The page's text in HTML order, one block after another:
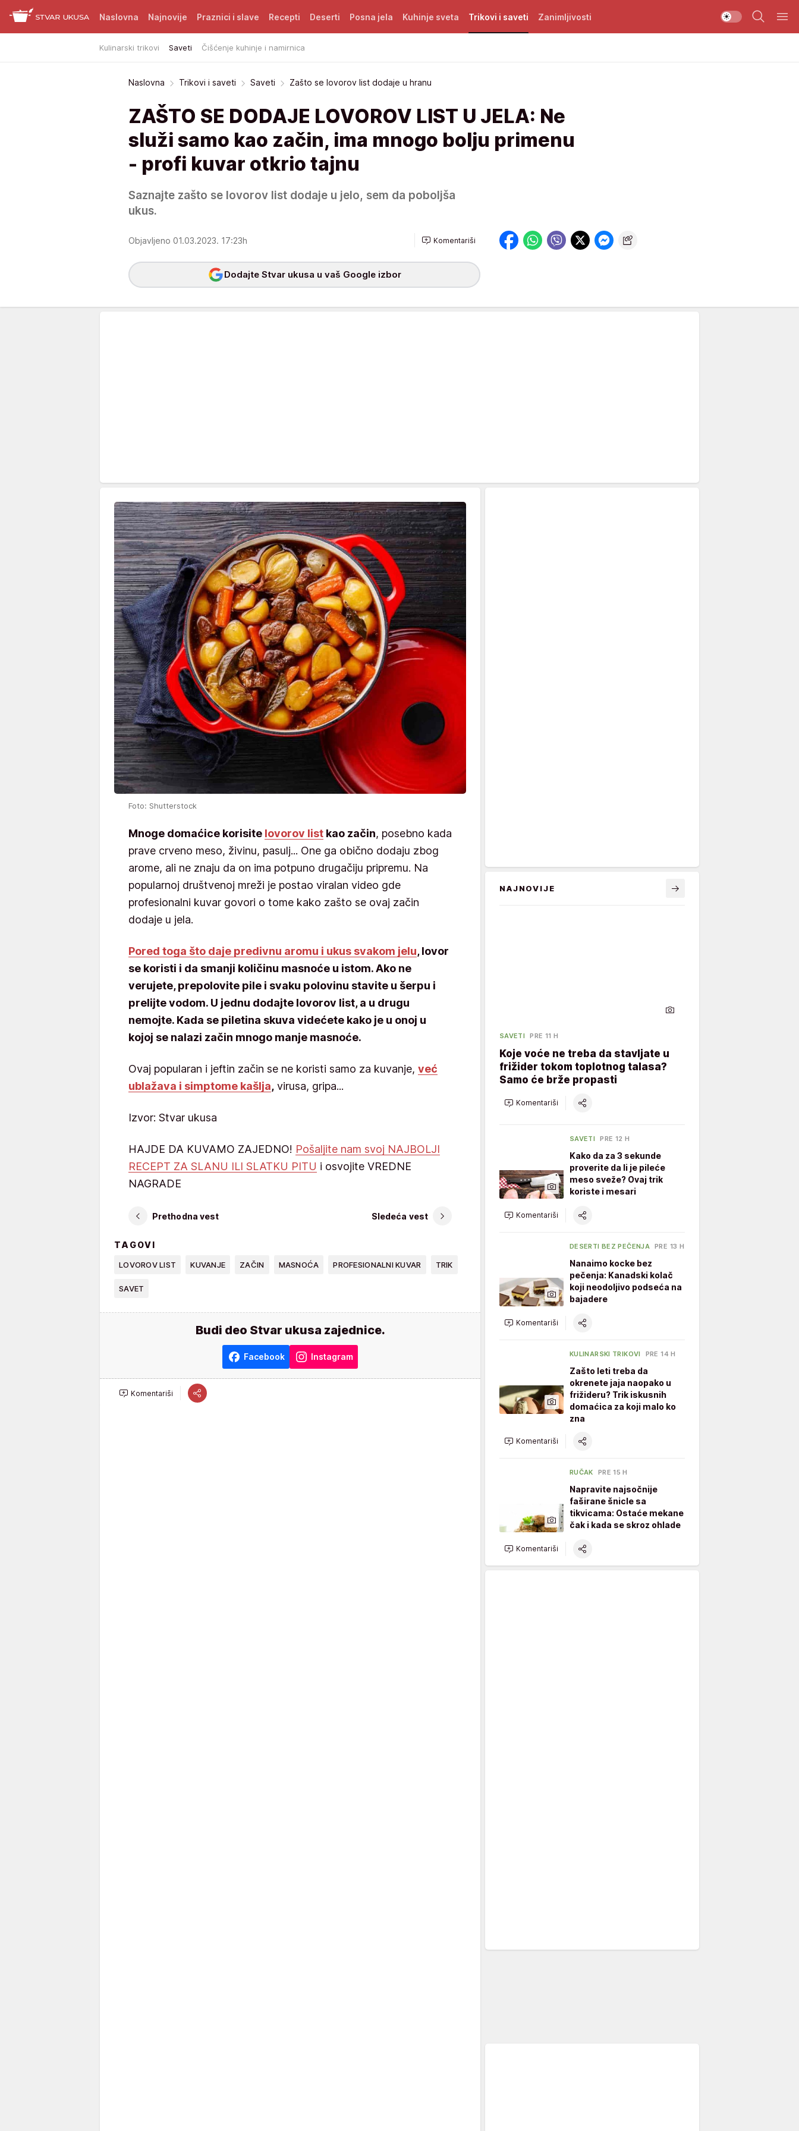
Naslovna Najnovije Praznici i slave Recepti Deserti Posna jela Kuhinje sveta Trikovi i saveti
Kulinarski trikovi Saveti Čišćenje kuhinje i namirnica
Zanimljivosti
Naslovna Trikovi i saveti Saveti Zašto se lovorov list dodaje u hranu
ZAŠTO SE DODAJE LOVOROV LIST U JELA: Ne
služi samo kao začin, ima mnogo bolju primenu
- profi kuvar otkrio tajnu
Saznajte zašto se lovorov list dodaje u jelo, sem da poboljša
ukus.
Objavljeno 01.03.2023. 17:23h Komentariši
Dodajte Stvar ukusa u vaš Google izbor
Foto: Shutterstock
Mnoge domaćice korisite lovorov list kao začin, posebno kada
prave crveno meso, živinu, pasulj... One ga obično dodaju zbog
arome, ali ne znaju da on ima potpuno drugačiju pripremu. Na
popularnoj društvenoj mreži je postao viralan video gde
profesionalni kuvar govori o tome kako zašto se ovaj začin
dodaje u jela.
Pored toga što daje predivnu aromu i ukus svakom jelu, lovor
se koristi i da smanji količinu masnoće u istom. Ako ne
verujete, prepolovite pile i svaku polovinu stavite u šerpu i
prelijte vodom. U jednu dodajte lovorov list, a u drugu
nemojte. Kada se piletina skuva videćete kako je u onoj u
kojoj se nalazi začin mnogo manje masnoće.
Ovaj popularan i jeftin začin se ne koristi samo za kuvanje, već
ublažava i simptome kašlja, virusa, gripa...
Izvor: Stvar ukusa
HAJDE DA KUVAMO ZAJEDNO! Pošaljite nam svoj NAJBOLJI
RECEPT ZA SLANU ILI SLATKU PITU i osvojite VREDNE
NAGRADE
Prethodna vest Sledeća vest
TAGOVI
LOVOROV LIST KUVANJE ZAČIN MASNOĆA PROFESIONALNI KUVAR TRIK
SAVET
Budi deo Stvar ukusa zajednice.
Facebook Instagram
Komentariši
NAJNOVIJE
SAVETI PRE 11 H
Koje voće ne treba da stavljate u
frižider tokom toplotnog talasa?
Samo će brže propasti
Komentariši
SAVETI PRE 12 H
Kako da za 3 sekunde
proverite da li je pileće
meso sveže? Ovaj trik
koriste i mesari
Komentariši
DESERTI BEZ PEČENJA PRE 13 H
Nanaimo kocke bez
pečenja: Kanadski kolač
koji neodoljivo podseća na
bajadere
Komentariši
KULINARSKI TRIKOVI PRE 14 H
Zašto leti treba da
okrenete jaja naopako u
frižideru? Trik iskusnih
domaćica za koji malo ko
zna
Komentariši
RUČAK PRE 15 H
Napravite najsočnije
faširane šnicle sa
tikvicama: Ostaće mekane
čak i kada se skroz ohlade
Komentariši